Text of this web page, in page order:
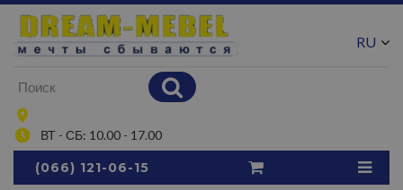
ВТ - СБ: 10.00 - 17.00
RU
(066) 121-06-15